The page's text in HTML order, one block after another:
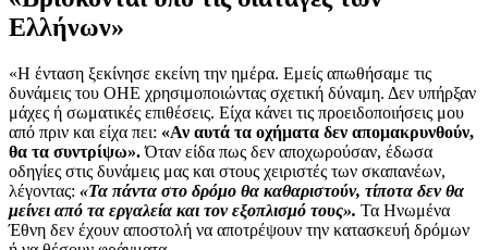
Ελλήνων»
«Η ένταση ξεκίνησε εκείνη την ημέρα. Εμείς απωθήσαμε τις
δυνάμεις του ΟΗΕ χρησιμοποιώντας σχετική δύναμη. Δεν υπήρξαν
μάχες ή σωματικές επιθέσεις. Είχα κάνει τις προειδοποιήσεις μου
από πριν και είχα πει: «Αν αυτά τα οχήματα δεν απομακρυνθούν,
θα τα συντρίψω».Όταν είδα πως δεν αποχωρούσαν, έδωσα
οδηγίες στις δυνάμεις μας και στους χειριστές των σκαπανέων,
λέγοντας: «Τα πάντα στο δρόμο θα καθαριστούν, τίποτα δεν θα
μείνει από τα εργαλεία και τον εξοπλισμό τους». Τα Ηνωμένα
Έθνη δεν έχουν αποστολή να αποτρέψουν την κατασκευή δρόμων